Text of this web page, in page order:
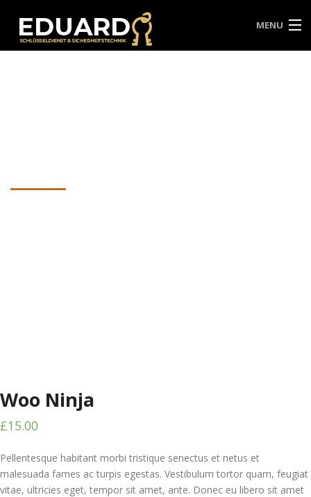
MENU
KONTAKT
Woo Ninja
£15.00
Pellentesque habitant morbi tristique senectus et netus et
malesuada fames ac turpis egestas. Vestibulum tortor quam, feugiat
vitae, ultricies eget, tempor sit amet, ante. Donec eu libero sit amet